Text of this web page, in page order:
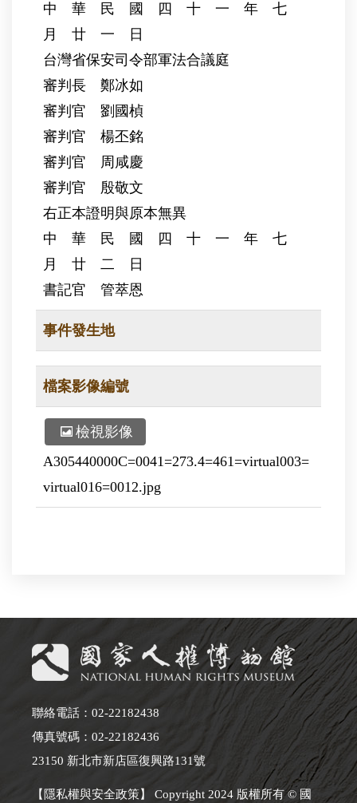
中 華 民 國 四 十 一 年 七
月 廿 一 日
台灣省保安司令部軍法合議庭
審判長 鄭冰如
審判官 劉國楨
審判官 楊丕銘
審判官 周咸慶
審判官 殷敬文
右正本證明與原本無異
中 華 民 國 四 十 一 年 七
月 廿 二 日
書記官 管萃恩
事件發生地
檔案影像編號
檢視影像
A305440000C=0041=273.4=461=virtual003=
virtual016=0012.jpg
聯絡電話：02-22182438
傳真號碼：02-22182436
23150 新北市新店區復興路131號
【隱私權與安全政策】 Copyright 2024 版權所有 © 國